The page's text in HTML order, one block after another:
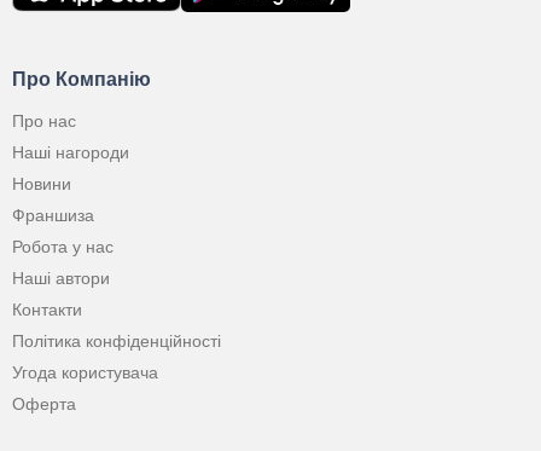
Про Компанію
Про нас
Наші нагороди
Новини
Франшиза
Робота у нас
Наші автори
Контакти
Політика конфіденційності
Угода користувача
Оферта